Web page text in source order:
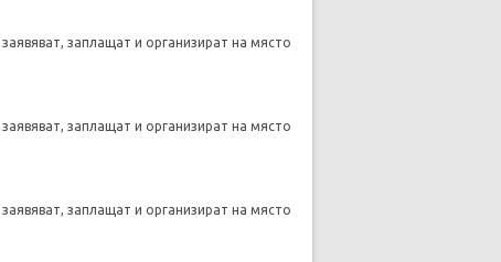
заплащат и организират на място
заплащат и организират на място
заплащат и организират на място